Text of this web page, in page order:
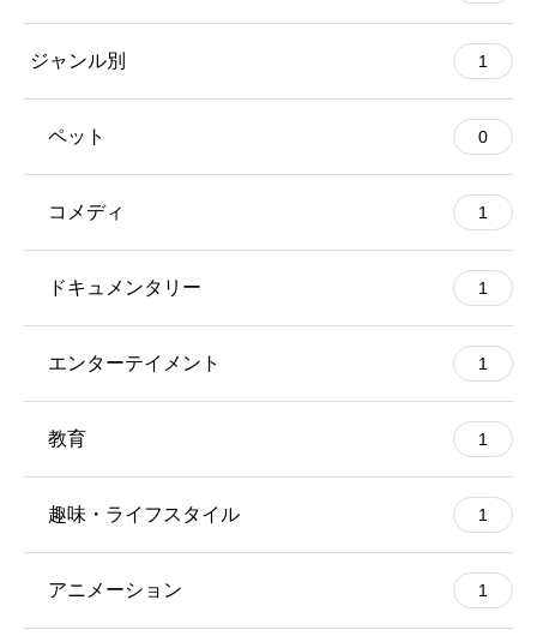
ジャンル別 1
ペット 0
コメディ 1
ドキュメンタリー 1
エンターテイメント 1
教育 1
趣味・ライフスタイル 1
アニメーション 1